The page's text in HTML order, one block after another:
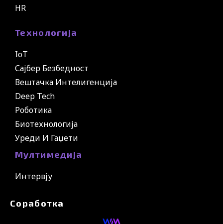
HR
Технологија
IoT
Сајбер Безбедност
Вештачка Интелигенција
Deep Tech
Роботика
Биотехнологија
Уреди И Гаџети
Мултимедија
Интервју
Соработка